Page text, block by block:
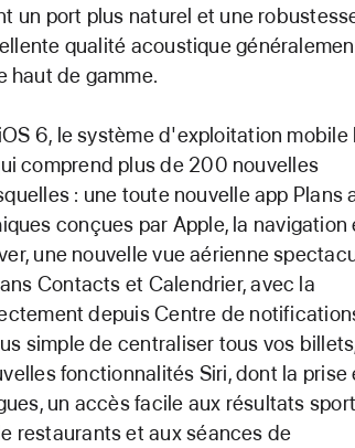
un port plus naturel et une
qualité acoustique
haut de gamme.
6, le système d'exploitation mobile
comprend plus de 200 nouvelles
: une toute nouvelle app Plans
conçues par Apple, la navigation
une nouvelle vue aérienne
Contacts et Calendrier, avec la
depuis Centre de
simple de centraliser tous vos
fonctionnalités Siri, dont la prise
un accès facile aux résultats
restaurants et aux séances de